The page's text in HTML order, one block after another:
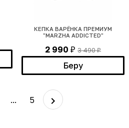
КЕПКА ВАРЁНКА ПРЕМИУМ
"MARZHA ADDICTED"
2 990 ₽ 3 490₽
Беру
... 5